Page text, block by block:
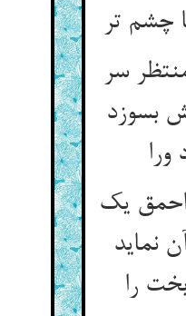
چشم تر
سر
بسوزد
ورا
احمق یک
نماید
را